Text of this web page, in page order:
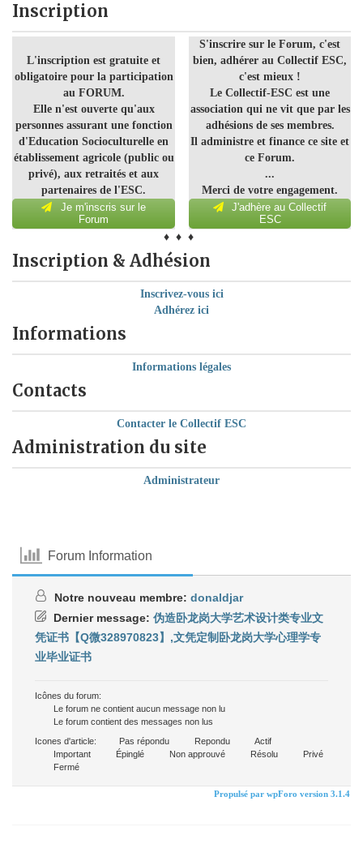
Inscription
L'inscription est gratuite et
obligatoire pour la participation
au FORUM.
Elle n'est ouverte qu'aux
personnes assurant une fonction
d'Education Socioculturelle en
établissement agricole (public ou
privé), aux retraités et aux
partenaires de l'ESC.
Je m'inscris sur le
Forum
S'inscrire sur le Forum, c'est
bien, adhérer au Collectif ESC,
c'est mieux !
Le Collectif-ESC est une
association qui ne vit que par les
adhésions de ses membres.
Il administre et finance ce site et
ce Forum.
...
Merci de votre engagement.
J'adhère au Collectif
ESC
♦ ♦ ♦
Inscription & Adhésion
Inscrivez-vous ici
Adhérez ici
Informations
Informations légales
Contacts
Contacter le Collectif ESC
Administration du site
Administrateur
Forum Information
Notre nouveau membre: donaldjar
Dernier message: 伪造卧龙岗大学艺术设计类专业文
凭证书【Q微328970823】,文凭定制卧龙岗大学心理学专
业毕业证书
Icônes du forum:
Le forum ne contient aucun message non lu
Le forum contient des messages non lus
Icones d'article:
Pas répondu Repondu
Actif
Important
Épinglé Non approuvé Résolu
Privé
Fermé
Propulsé par wpForo version 3.1.4